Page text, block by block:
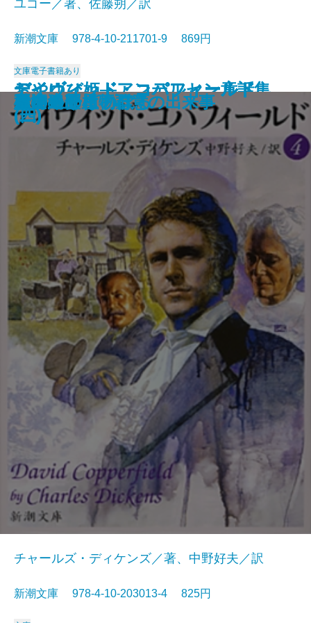
桜の園・三人姉妹
レ・ミゼラブル〔三〕
レ・ミゼラブル〔四〕
俘虜記
白雪姫―グリム童話集I―
海からの贈物
おやゆび姫―アンデルセン童話集
(II)―
レ・ミゼラブル〔二〕
アメリカン・スクール
レ・ミゼラブル〔一〕
ユゴー／著、佐藤朔／訳
新潮文庫 978-4-10-211701-9 869円
文庫電子書籍あり
デイヴィッド・コパフィールド
(四)
チャールズ・ディケンズ／著、中野好夫／訳
新潮文庫 978-4-10-203013-4 825円
砂の上の植物群
デイヴィッド・コパフィールド
(三)
風濤
デイヴィッド・コパフィールド
(二)
デイヴィッド・コパフィールド
(一)
エミリーはのぼる
娼婦の部屋・不意の出来事
夏の終り
虚空遍歴〔下〕